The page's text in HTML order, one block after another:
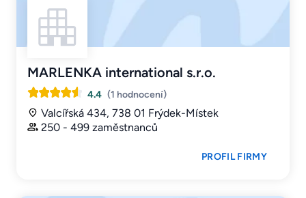
MARLENKA international s.r.o.
4.4 (1 hodnocení)
Valcířská 434, 738 01 Frýdek-Místek
250 - 499 zaměstnanců
PROFIL FIRMY